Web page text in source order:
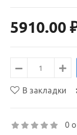
5910.00
В закладки
0